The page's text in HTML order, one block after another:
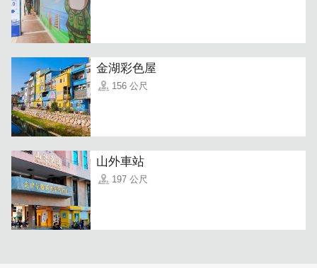
金湖彩色屋
156 公尺
山外車站
197 公尺